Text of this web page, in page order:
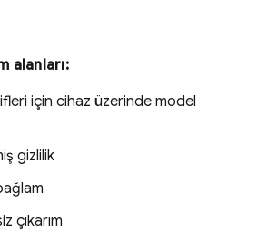
alanları:
için cihaz üzerinde model
gizlilik
çıkarım